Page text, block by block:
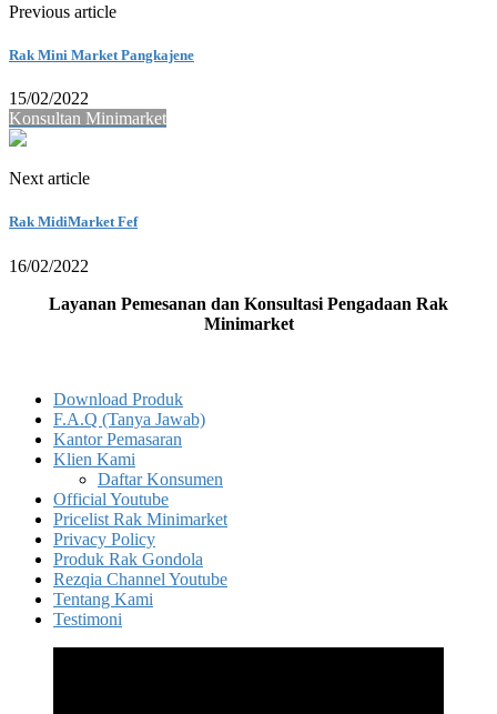
Previous article
Rak Mini Market Pangkajene
15/02/2022
Konsultan Minimarket
Next article
Rak MidiMarket Fef
16/02/2022
Layanan Pemesanan dan Konsultasi Pengadaan Rak
Minimarket
Download Produk
F.A.Q (Tanya Jawab)
Kantor Pemasaran
Klien Kami
Daftar Konsumen
Official Youtube
Pricelist Rak Minimarket
Privacy Policy
Produk Rak Gondola
Rezqia Channel Youtube
Tentang Kami
Testimoni